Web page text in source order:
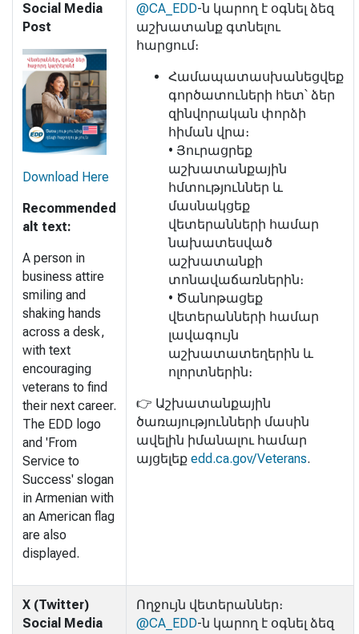
Social Media
Post
Download Here
Recommended
alt text:
A person in
business attire
smiling and
shaking hands
across a desk,
with text
encouraging
veterans to find
their next career.
The EDD logo
and 'From
Service to
Success' slogan
in Armenian with
an American flag
are also
displayed.
@CA_EDD-ն կարող է օգնել ձեզ
աշխատանք գտնելու
հարցում։
Համապատասխանեցվեք
գործատուների հետ՝ ձեր
զինվորական փորձի
հիման վրա։
• Յուրացրեք
աշխատանքային
հմտություններ և
մասնակցեք
վետերանների համար
նախատեսված
աշխատանքի
տոնավաճառներին։
• Ծանոթացեք
վետերանների համար
լավագույն
աշխատատեղերին և
ոլորտներին։
👉 Աշխատանքային
ծառայությունների մասին
ավելին իմանալու համար
այցելեք edd.ca.gov/Veterans.
X (Twitter)
Social Media
Ողջույն վետերաններ։
@CA_EDD-ն կարող է օգնել ձեզ